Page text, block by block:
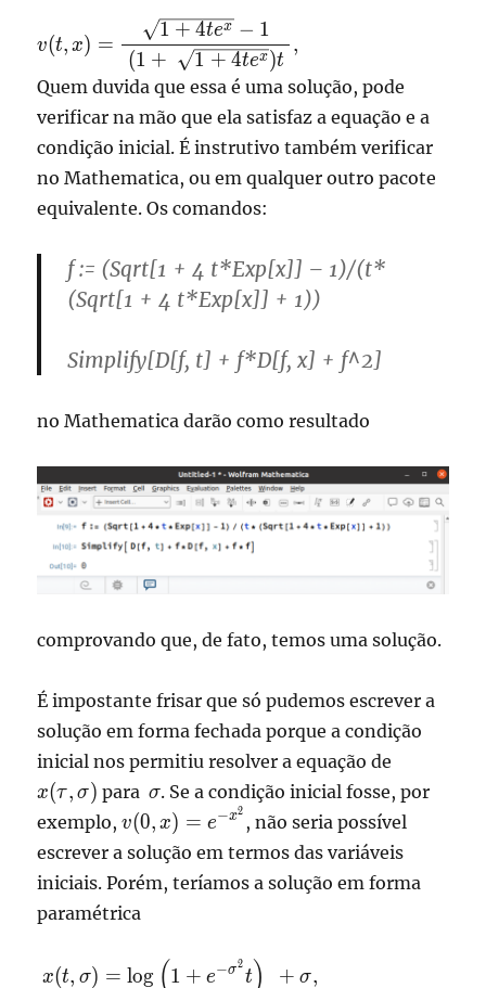
\displaystyle
v(t,x) = \frac{
\sqrt{1
+4te^{x}} -1}
{ ( 1 +
\sqrt{1
+4te^{x}})t },
v(t, x) =
(1 + 1 + 4tex)t
1 + 4tex − 1
,
Quem duvida que essa é uma solução, pode
verificar na mão que ela satisfaz a equação e a
condição inicial. É instrutivo também verificar
no Mathematica, ou em qualquer outro pacote
equivalente. Os comandos:
f := (Sqrt[1 + 4 t*Exp[x]] – 1)/(t*
(Sqrt[1 + 4 t*Exp[x]] + 1))
Simplify[D[f, t] + f*D[f, x] + f^2]
no Mathematica darão como resultado
comprovando que, de fato, temos uma solução.
É impostante frisar que só pudemos escrever a
solução em forma fechada porque a condição
inicial nos permitiu resolver a equação de
x(τ, σ) para \sigma
σ. Se a condição inicial fosse, por
exemplo,v(0,x)=e^{-
x^2}
v(0, x) = e−x2 , não seria possível
escrever a solução em termos das variáveis
iniciais. Porém, teríamos a solução em forma
paramétrica
\displaystyle
x(t, σ) = log (1 + e−σ2
t) + σ,